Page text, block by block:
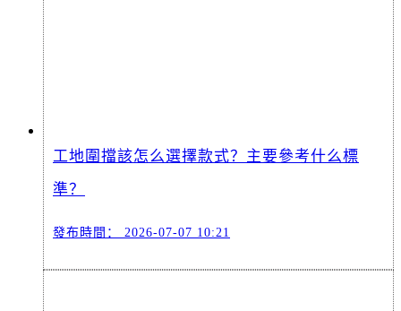
工地圍擋該怎么選擇款式？主要參考什么標
準？
發布時間： 2026-07-07 10:21